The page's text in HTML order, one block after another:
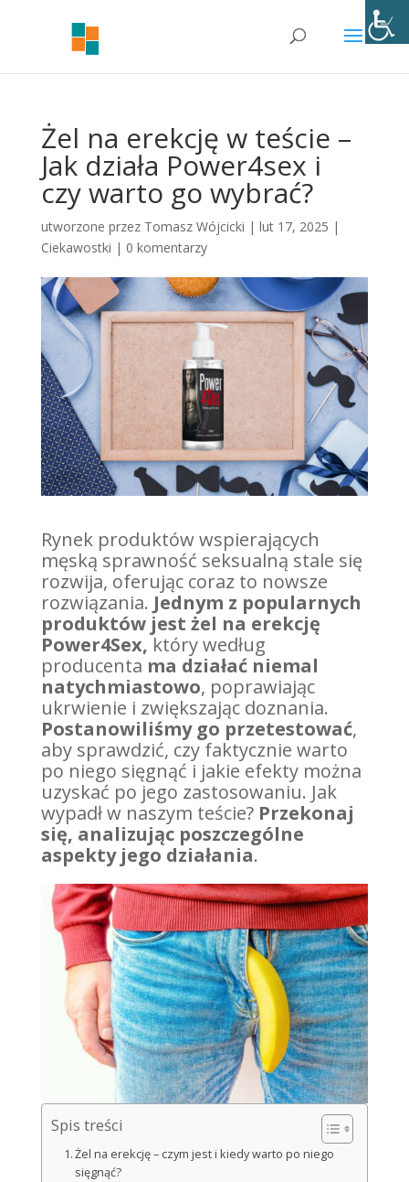
Żel na erekcję w teście –
Jak działa Power4sex i
czy warto go wybrać?
utworzone przez Tomasz Wójcicki | lut 17, 2025 |
Ciekawostki | 0 komentarzy
Rynek produktów wspierających
męską sprawność seksualną stale się
rozwija, oferując coraz to nowsze
rozwiązania. Jednym z popularnych
produktów jest żel na erekcję
Power4Sex, który według
producenta ma działać niemal
natychmiastowo, poprawiając
ukrwienie i zwiększając doznania.
Postanowiliśmy go przetestować,
aby sprawdzić, czy faktycznie warto
po niego sięgnąć i jakie efekty można
uzyskać po jego zastosowaniu. Jak
wypadł w naszym teście? Przekonaj
się, analizując poszczególne
aspekty jego działania.
Spis treści
Żel na erekcję – czym jest i kiedy warto po niego
sięgnąć?